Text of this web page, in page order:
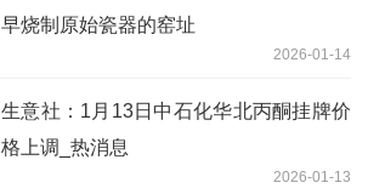
早烧制原始瓷器的窑址
2026-01-14
生意社：1月13日中石化华北丙酮挂牌价
格上调_热消息
2026-01-13